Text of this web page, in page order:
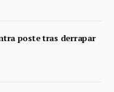
poste tras derrapar